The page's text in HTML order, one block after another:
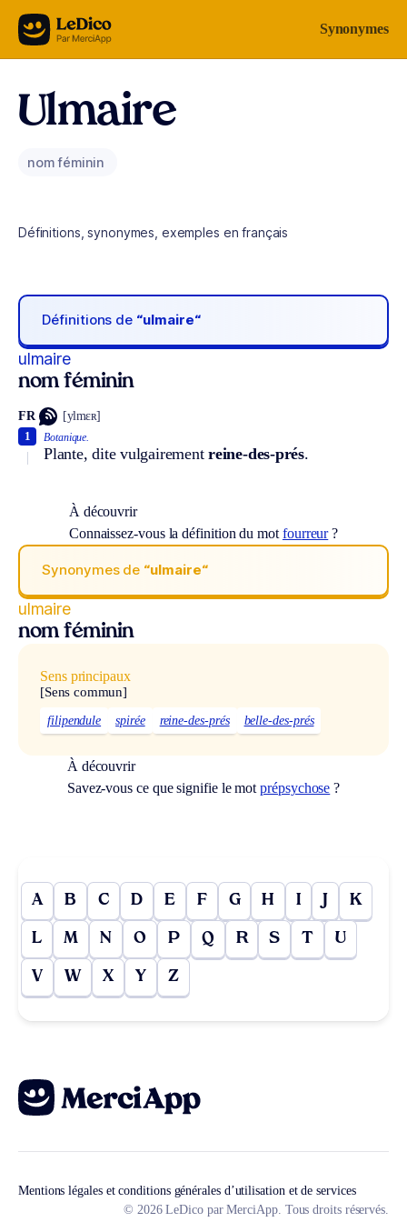
Aller au contenu Synonymes
Ulmaire
nom féminin
Définitions, synonymes, exemples en français
Définitions de “ulmaire“
ulmaire
nom féminin
FR [ylmɛʀ]
Botanique.
Plante, dite vulgairementreine-des-prés.
1
À découvrir
Connaissez-vous la définition du mot fourreur?
Synonymes de “ulmaire“
ulmaire
nom féminin
Sens principaux
[Sens commun]
filipendule spirée reine-des-prés belle-des-prés
À découvrir
Savez-vous ce que signifie le motprépsychose ?
A B C D E F G H I J K
L M N O P Q R S T U
V W X Y Z
Mentions légales et conditions générales d’utilisation et de services
© 2026 LeDico par MerciApp. Tous droits réservés.